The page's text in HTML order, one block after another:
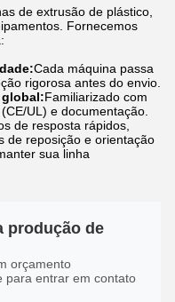
de extrusão de plástico,
Fornecemos
Cada máquina passa
rigorosa antes do envio.
global:Familiarizado com
UL) e documentação.
de resposta rápidos,
de reposição e orientação
sua linha
produção de
orçamento
para entrar em contato